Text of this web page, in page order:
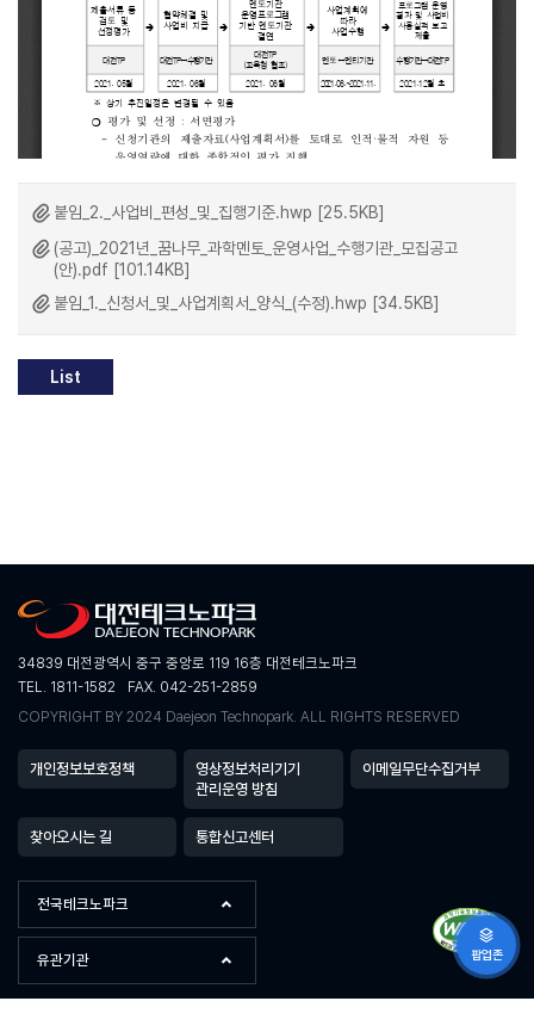
붙임_2._사업비_편성_및_집행기준.hwp [25.5KB]
(공고)_2021년_꿈나무_과학멘토_운영사업_수행기관_모집공고
(안).pdf [101.14KB]
붙임_1._신청서_및_사업계획서_양식_(수정).hwp [34.5KB]
List
34839 대전광역시 중구 중앙로 119 16층 대전테크노파크
TEL. 1811-1582
FAX. 042-251-2859
COPYRIGHT BY 2024 Daejeon Technopark. ALL RIGHTS RESERVED
전국테크노파크
유관기관
개인정보보호정책
영상정보처리기기
관리운영 방침
이메일무단수집거부
찾아오시는 길 통합신고센터
팝업존